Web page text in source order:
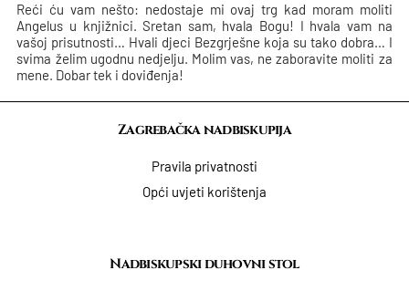
Reći ću vam nešto: nedostaje mi ovaj trg kad moram moliti
Angelus u knjižnici. Sretan sam, hvala Bogu! I hvala vam na
vašoj prisutnosti… Hvali djeci Bezgrješne koja su tako dobra… I
svima želim ugodnu nedjelju. Molim vas, ne zaboravite moliti za
mene. Dobar tek i doviđenja!
Zagrebačka nadbiskupija
Pravila privatnosti
Opći uvjeti korištenja
Nadbiskupski duhovni stol